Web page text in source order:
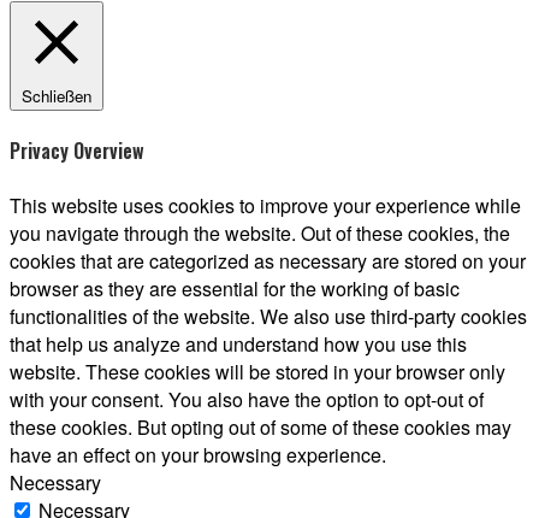
Schließen
Privacy Overview
This website uses cookies to improve your experience while
you navigate through the website. Out of these cookies, the
cookies that are categorized as necessary are stored on your
browser as they are essential for the working of basic
functionalities of the website. We also use third-party cookies
that help us analyze and understand how you use this
website. These cookies will be stored in your browser only
with your consent. You also have the option to opt-out of
these cookies. But opting out of some of these cookies may
have an effect on your browsing experience.
Necessary
Necessary